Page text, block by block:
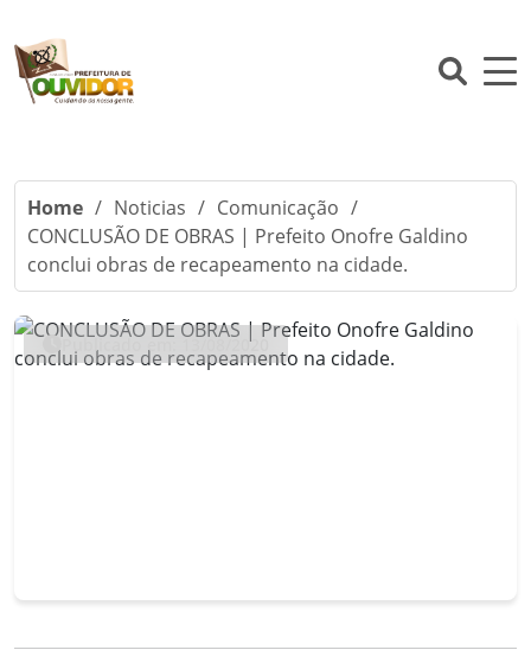
Home / Noticias / Comunicação /
CONCLUSÃO DE OBRAS | Prefeito Onofre Galdino
conclui obras de recapeamento na cidade.
Publicado em: 13/08/2020